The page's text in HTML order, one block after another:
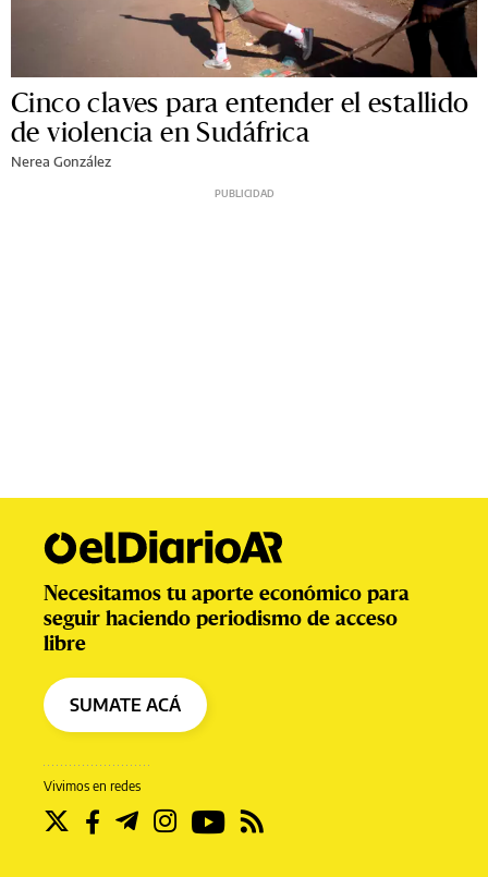
Cinco claves para entender el estallido
de violencia en Sudáfrica
Nerea González
Vivimos en redes
Necesitamos tu aporte económico para
seguir haciendo periodismo de acceso
libre
SUMATE ACÁ